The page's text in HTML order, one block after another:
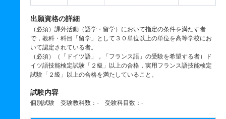
出願資格の詳細
（必須）課外活動（語学・留学）において指定の条件を満たす者
で，教科・科目「留学」として３０単位以上の単位を高等学校にお
いて認定されている者。
（必須）（「ドイツ語」，「フランス語」の受験を希望する者）ド
イツ語技能検定試験「２級」以上の合格，実用フランス語技能検定
試験「２級」以上の合格を満たしていること。
試験内容
個別試験 受験教科数：- 受験科目数：-